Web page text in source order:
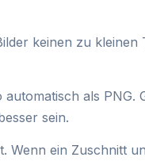
keinen zu kleinen
automatisch als
sein.
Wenn ein Zuschnitt